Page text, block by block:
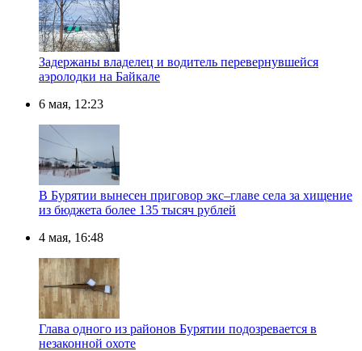
Задержаны владелец и водитель перевернувшейся
аэролодки на Байкале
6 мая, 12:23
В Бурятии вынесен приговор экс–главе села за хищение
из бюджета более 135 тысяч рублей
4 мая, 16:48
Глава одного из районов Бурятии подозревается в
незаконной охоте